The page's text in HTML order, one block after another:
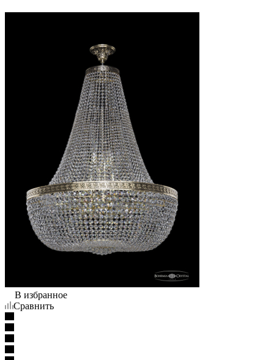
В избранное
Сравнить